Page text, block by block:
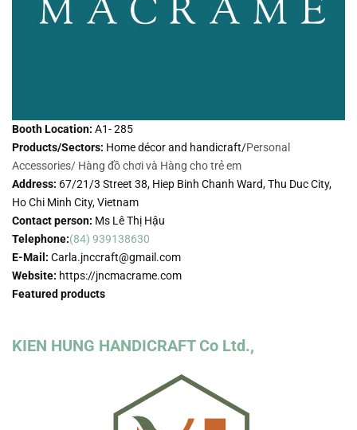
Booth Location: A1- 285
Products/Sectors: Home décor and handicraft/Personal
Accessories/ Hàng đồ chơi và Hàng cho trẻ em
Address: 67/21/3 Street 38, Hiep Binh Chanh Ward, Thu Duc City,
Ho Chi Minh City, Vietnam
Contact person: Ms Lê Thị Hậu
Telephone:(84) 939138630
E-Mail: Carla.jnccraft@gmail.com
Website: https://jncmacrame.com
Featured products
KIEN HUNG HANDICRAFT Co Ltd.,